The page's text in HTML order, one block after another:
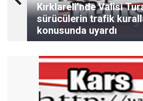
Kırklareli’nde Valisi
sürücülerin trafik
konusunda uyardı